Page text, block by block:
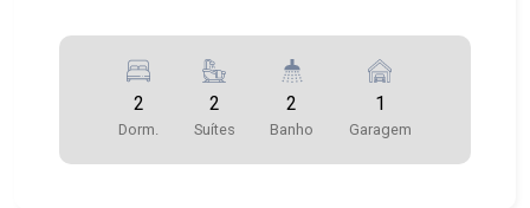
2
Dorm.
2
Suítes
2
Banho
1
Garagem